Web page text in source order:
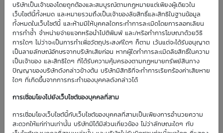
บริษัทเป็นเจ้าของโดยถูกต้องและสมบูรณ์ตามกฏหมายแต่เพียงผู้เดียวใน
เว็บไซต์นี้ทั้งหมด และหมายรวมถึงเป็นเจ้าของลิขสิทธิ์และสิทธิในฐานข้อมูล
ทั้งหมดในเว็บไซต์นี้ และห้ามมิให้บุคคลใดกระทำการละเมิดโดยการลอกเลียน
การทำซ้ำ จำหน่ายจ่ายแจกหรือนำไปตีพิมพ์ และ/หรือทำการโฆษณาด้วยวิธี
การใดๆ ไม่ว่าจะเป็นการทำเพื่อวัตถุประสงค์ใดๆ ก็ตาม เว้นแต่จะได้รับอนุญาต
เป็นลายลักษณ์อักษรจากบริษัทเสียก่อน หากผู้ใดทำการละเมิดลิขสิทธิ์ในความ
เป็นเจ้าของ และสิทธิใดๆ ที่ได้รับความคุ้มครองตามกฏหมายทรัพย์สินทาง
ปัญญาของบริษัทดังกล่าวข้างต้น บริษัทมีสิทธิที่จะทำการเรียกร้องค่าเสียหาย
ใดๆ ที่เกิดขึ้นจากการกระทำของบุคคลดังกล่าวได้
การเชื่อมโยงไปยังเว็บไซต์ของบุคคลที่สาม
การเชื่อมโยงเว็บไซต์นี้กับเว็บไซต์ของบุคคลที่สามเป็นเพียงการอำนวยความ
สะดวกให้แก่ท่านเท่านั้น บริษัทมิได้มีส่วนเกี่ยวข้อง ไม่ว่าลักษณะใดๆ กับ
หมายเหตุ:
Status เป็นการแสดงสถานะของราคา DW01 ณ ปัจจุบัน
ว่าอยู่ในระดับที่เหมาะสมหรือไม่
Tradable เป็นสถานะปกติ เพราะราคาซื้อขาย
ปัจจุบันอยู่ใกล้เคียงกับราคาที่แสดงในตารางเสนอ
ซื้อคืนเบื้องต้นของ DW01
Warning เป็นสถานะเตือนให้หลีกเลี่ยงการลงทุน
เพราะราคาซื้อขายปัจจุบันอยู่สูงกว่าราคาที่แสดงใน
ตารางเสนอซื้อคืนเบื้องต้นของ DW01